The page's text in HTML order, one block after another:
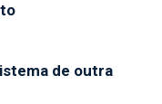
de outra